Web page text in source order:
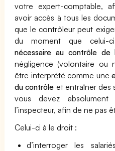
votre expert-comptable,
avoir accès à tous les
que le contrôleur peut
du moment que celui-
nécessaire au contrôle de
négligence (volontaire ou
être interprété comme une
du contrôle et entraîner des
vous devez
l’inspecteur, afin de ne pas
Celui-ci à le droit :
d’interroger les